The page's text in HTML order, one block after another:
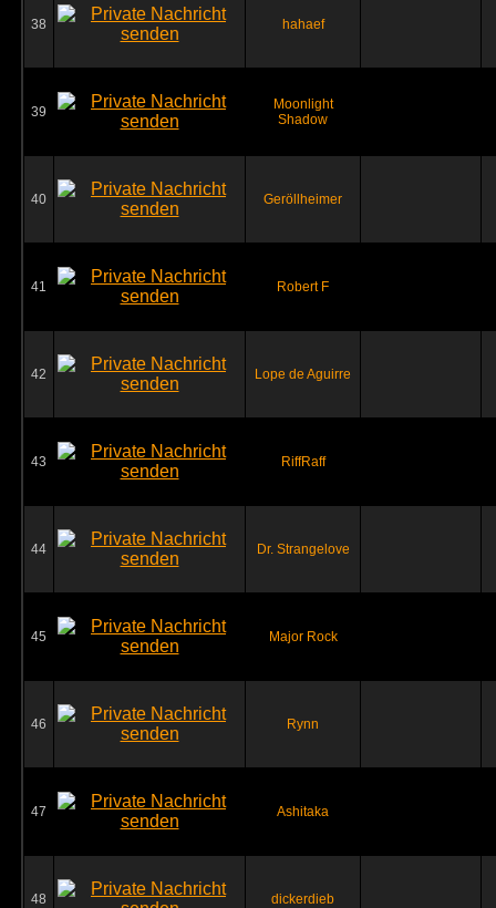
38 hahaef
39
Moonlight
Shadow
40 Geröllheimer
41 Robert F
42 Lope de Aguirre
43 RiffRaff
44 Dr. Strangelove
45 Major Rock
46 Rynn
47 Ashitaka
48 dickerdieb